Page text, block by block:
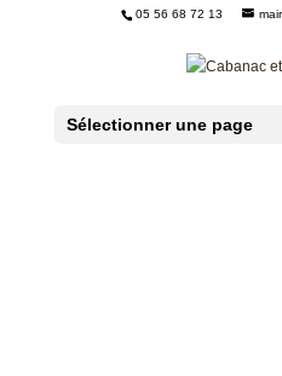
05 56 68 72 13
Sélectionner une page